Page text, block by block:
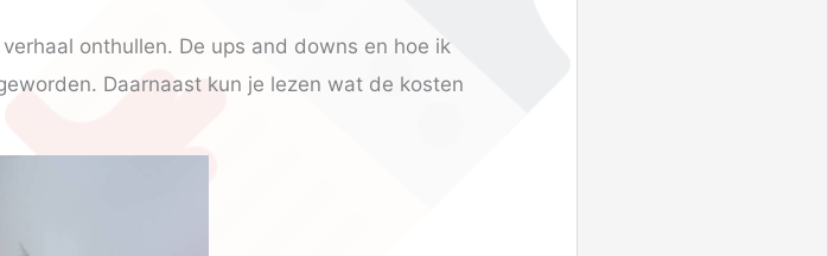
onthullen. De ups and downs en hoe ik
Daarnaast kun je lezen wat de kosten